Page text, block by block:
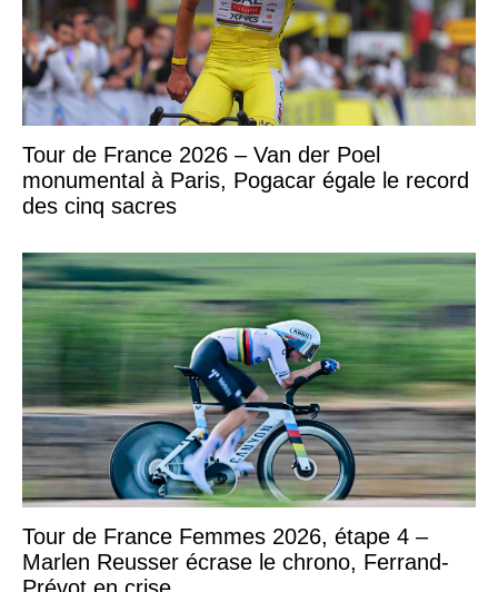
Tour de France 2026 – Van der Poel
monumental à Paris, Pogacar égale le record
des cinq sacres
Tour de France Femmes 2026, étape 4 –
Marlen Reusser écrase le chrono, Ferrand-